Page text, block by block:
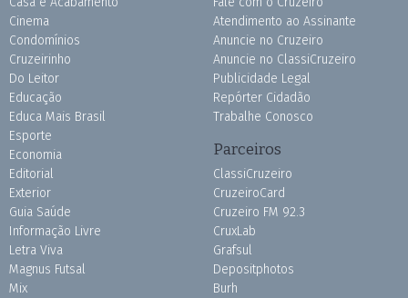
Cinema
Condomínios
Cruzeirinho
Do Leitor
Educação
Educa Mais Brasil
Esporte
Economia
Editorial
Exterior
Guia Saúde
Informação Livre
Letra Viva
Magnus Futsal
Mix
Atendimento ao Assinante
Anuncie no Cruzeiro
Anuncie no ClassiCruzeiro
Publicidade Legal
Repórter Cidadão
Trabalhe Conosco
Parceiros
ClassiCruzeiro
CruzeiroCard
Cruzeiro FM 92.3
CruxLab
Grafsul
Depositphotos
Burh